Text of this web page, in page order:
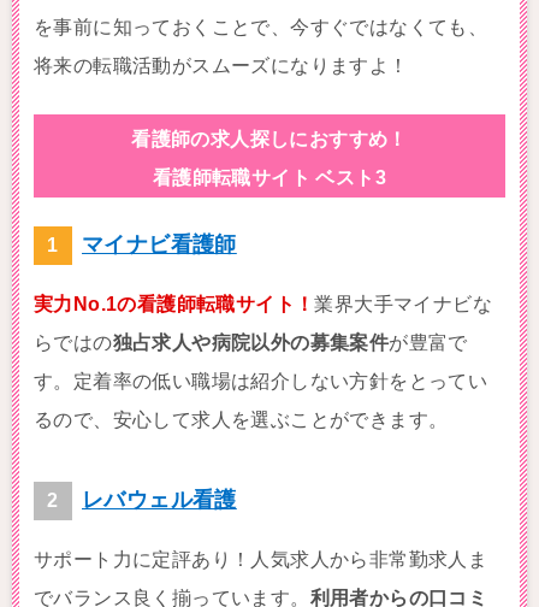
を事前に知っておくことで、今すぐではなくても、
将来の転職活動がスムーズになりますよ！
看護師の求人探しにおすすめ！
看護師転職サイト ベスト3
マイナビ看護師
実力No.1の看護師転職サイト！業界大手マイナビな
らではの独占求人や病院以外の募集案件が豊富で
す。定着率の低い職場は紹介しない方針をとってい
るので、安心して求人を選ぶことができます。
レバウェル看護
サポート力に定評あり！人気求人から非常勤求人ま
でバランス良く揃っています。 利用者からの口コミ